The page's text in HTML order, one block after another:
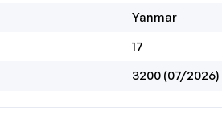
Yanmar
17
3200 (07/2026)